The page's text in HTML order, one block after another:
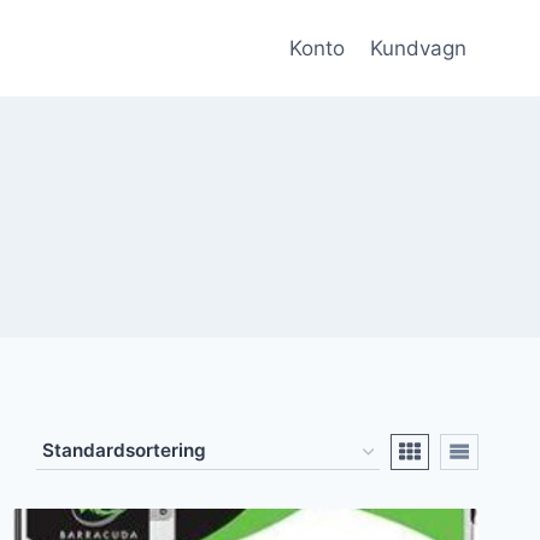
Konto Kundvagn